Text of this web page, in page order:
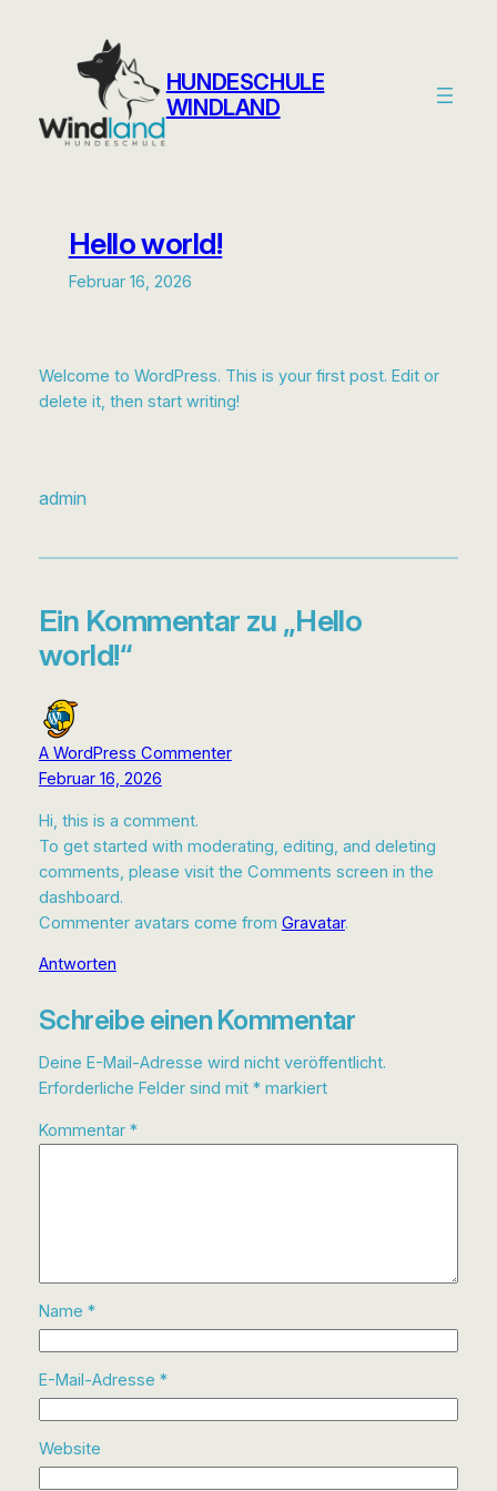
HUNDESCHULE
WINDLAND
Hello world!
Februar 16, 2026
Welcome to WordPress. This is your first post. Edit or
delete it, then start writing!
admin
Ein Kommentar zu „Hello
world!“
A WordPress Commenter
Februar 16, 2026
Hi, this is a comment.
To get started with moderating, editing, and deleting
comments, please visit the Comments screen in the
dashboard.
Commenter avatars come from Gravatar.
Antworten
Schreibe einen Kommentar
Deine E-Mail-Adresse wird nicht veröffentlicht.
Erforderliche Felder sind mit *markiert
Kommentar *
Name *
E-Mail-Adresse *
Website